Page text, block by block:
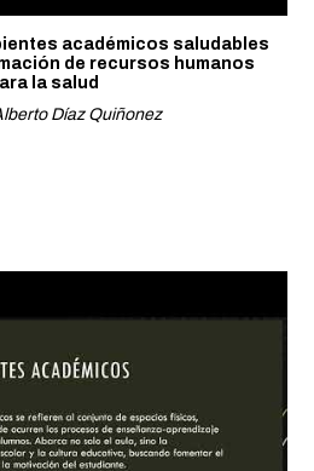
académicos saludables
de recursos humanos
la salud
Díaz Quiñonez